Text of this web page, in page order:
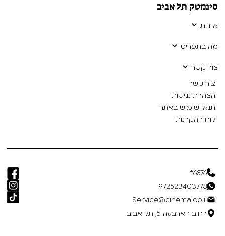
סינמטק תל אביב
אודות
מה בתפריט
צור קשר
צור קשר
הצהרת נגישות
תנאי שימוש באתר
לוח ההקרנות
6876*
972523403778
Service@cinema.co.il
רחוב הארבעה 5, תל אביב